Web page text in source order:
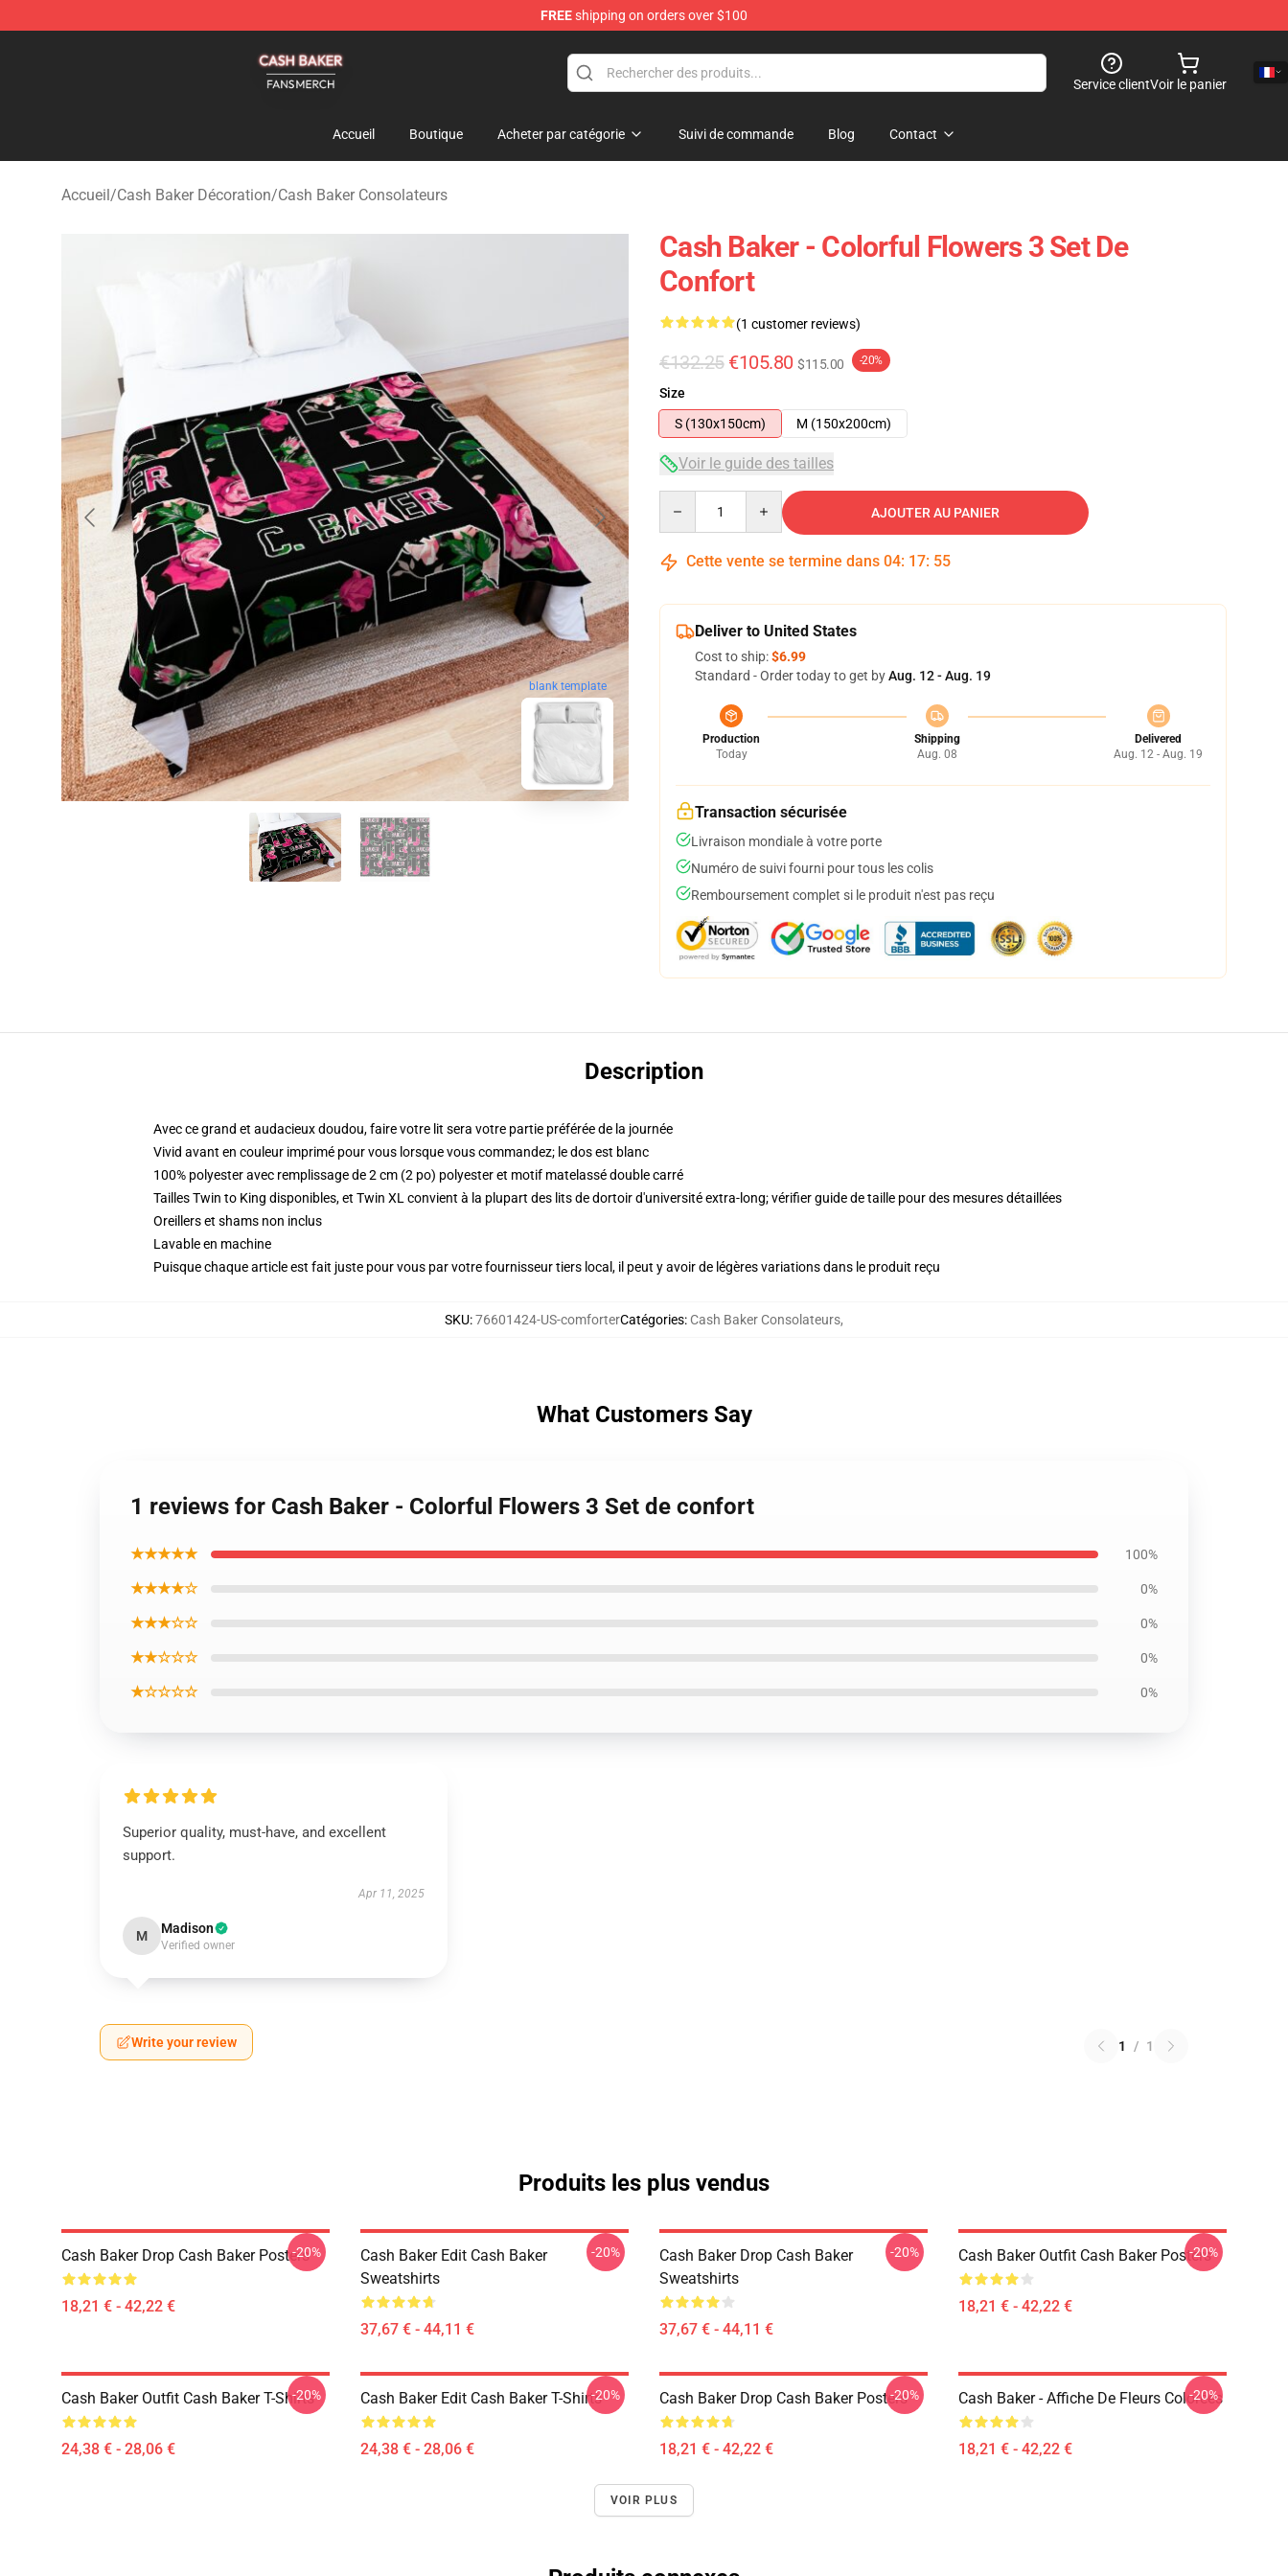
FREEshipping on orders over $100
Service clientVoir le panier
Accueil Boutique Acheter par catégorie Suivi de commande Blog Contact
Accueil/Cash Baker Décoration/Cash Baker Consolateurs
blank template
Cash Baker - Colorful Flowers 3 Set De
Confort
(1 customer reviews)
€132.25 €105.80 $115.00 -20%
Size
S (130x150cm)
M (150x200cm)
Voir le guide des tailles
AJOUTER AU PANIER
Cette vente se termine dans 04: 17: 54
Deliver to United States
Cost to ship:$6.99
Standard - Order today to get byAug. 12 - Aug. 19
Production
Today
Shipping
Aug. 08
Delivered
Aug. 12 - Aug. 19
Transaction sécurisée
Livraison mondiale à votre porte
Numéro de suivi fourni pour tous les colis
Remboursement complet si le produit n'est pas reçu
Description
Avec ce grand et audacieux doudou, faire votre lit sera votre partie préférée de la journée
Vivid avant en couleur imprimé pour vous lorsque vous commandez; le dos est blanc
100% polyester avec remplissage de 2 cm (2 po) polyester et motif matelassé double carré
Tailles Twin to King disponibles, et Twin XL convient à la plupart des lits de dortoir d'université extra-long; vérifier guide de taille pour des mesures détaillées
Oreillers et shams non inclus
Lavable en machine
Puisque chaque article est fait juste pour vous par votre fournisseur tiers local, il peut y avoir de légères variations dans le produit reçu
SKU:76601424-US-comforterCatégories: Cash Baker Consolateurs,
What Customers Say
1 reviews for Cash Baker - Colorful Flowers 3 Set de confort
★★★★★ 100%
★★★★☆ 0%
★★★☆☆ 0%
★★☆☆☆ 0%
★☆☆☆☆ 0%
Superior quality, must-have, and excellent
support.
Apr 11, 2025
M Madison
Verified owner
Write your review 1 / 1
Produits les plus vendus
Cash Baker Drop Cash Baker Posters
18,21 € - 42,22 €
-20%
Cash Baker Edit Cash Baker
Sweatshirts
37,67 € - 44,11 €
-20%
Cash Baker Drop Cash Baker
Sweatshirts
37,67 € - 44,11 €
-20% Cash Baker Outfit Cash Baker Posters
18,21 € - 42,22 €
-20%
Cash Baker Outfit Cash Baker T-Shirts
24,38 € - 28,06 €
-20% Cash Baker Edit Cash Baker T-Shirts
24,38 € - 28,06 €
-20% Cash Baker Drop Cash Baker Posters
18,21 € - 42,22 €
-20% Cash Baker - Affiche De Fleurs Colorées
18,21 € - 42,22 €
-20%
VOIR PLUS